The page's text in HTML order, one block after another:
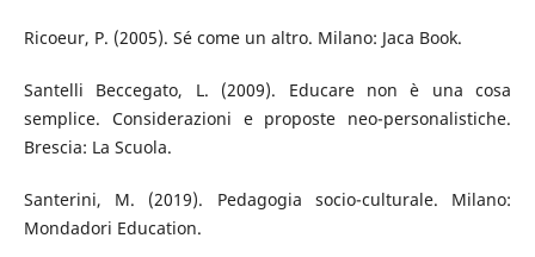
Ricoeur, P. (2005). Sé come un altro. Milano: Jaca Book.
Santelli Beccegato, L. (2009). Educare non è una cosa
semplice. Considerazioni e proposte neo-personalistiche.
Brescia: La Scuola.
Santerini, M. (2019). Pedagogia socio-culturale. Milano:
Mondadori Education.